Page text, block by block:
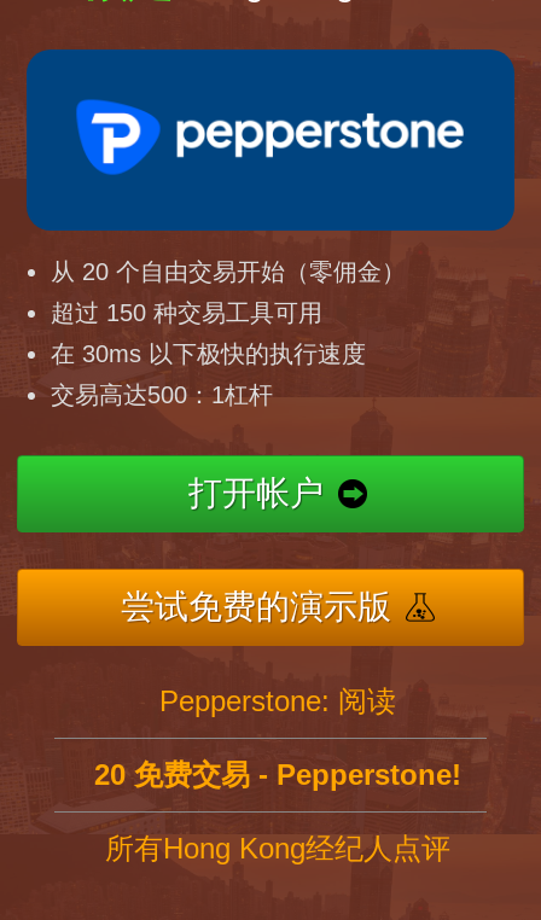
从 20 个自由交易开始（零佣金）
超过 150 种交易工具可用
在 30ms 以下极快的执行速度
交易高达500：1杠杆
打开帐户
尝试免费的演示版
Pepperstone: 阅读
20 免费交易 - Pepperstone!
所有Hong Kong经纪人点评